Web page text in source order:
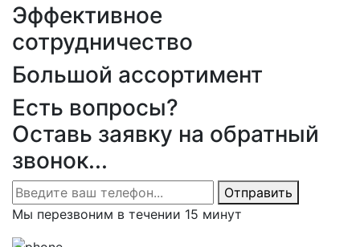
Эффективное
сотрудничество
Большой ассортимент
Есть вопросы?
Оставь заявку на обратный
звонок...
Отправить
Мы перезвоним в течении 15 минут